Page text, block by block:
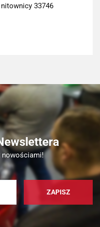
33746
nowościami!